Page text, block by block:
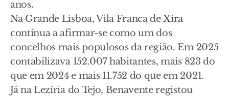
anos.
Na Grande Lisboa, Vila Franca de Xira
continua a afirmar-se como um dos
concelhos mais populosos da região. Em 2025
contabilizava 152.007 habitantes, mais 823 do
que em 2024 e mais 11.752 do que em 2021.
Já na Lezíria do Tejo, Benavente registou